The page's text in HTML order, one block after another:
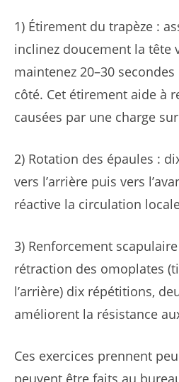
1) Étirement du trapèze :
inclinez doucement la tête
maintenez 20–30
côté. Cet étirement aide à
causées par une charge
2) Rotation des épaules :
vers l’arrière puis vers
réactive la circulation
3) Renforcement
rétraction des omoplates
l’arrière) dix répétitions,
améliorent la résistance
Ces exercices prennent